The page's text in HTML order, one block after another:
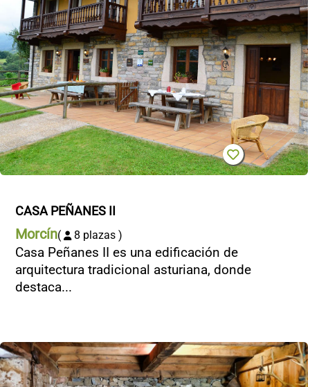
CASA PEÑANES II
Morcín( 8 plazas )
Casa Peñanes II es una edificación de
arquitectura tradicional asturiana, donde
destaca...